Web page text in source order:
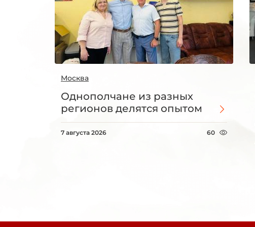
Москва
Однополчане из разных
регионов делятся опытом
7 августа 2026 60